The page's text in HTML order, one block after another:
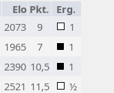
Elo Pkt. Erg.
2073 9
1
1965 7
1
2390 10,5
1
2521 11,5
½